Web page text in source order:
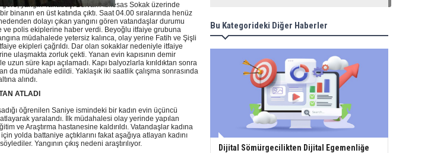
yangın Tarlabaşı Bulvarı Adlıesas Sokak üzerinde
binanın en üst katında çıktı. Saat 04.00 sıralarında henüz
dolayı çıkan yangını gören vatandaşlar durumu
ve polis ekiplerine haber verdi. Beyoğlu itfaiye grubuna
müdahalede yetersiz kalınca, olay yerine Fatih ve Şişli
ekipleri çağrıldı. Dar olan sokaklar nedeniyle itfaiye
ulaşmakta zorluk çekti. Yanan evin kapısının demir
uzun süre kapı açılamadı. Kapı balyozlarla kırıldıktan sonra
da müdahale edildi. Yaklaşık iki saatlik çalışma sonrasında
alındı.
ATLADI
öğrenilen Saniye ismindeki bir kadın evin üçüncü
atlayarak yaralandı. İlk müdahalesi olay yerinde yapılan
ve Araştırma hastanesine kaldırıldı. Vatandaşlar kadına
yolda battaniye açtıklarını fakat aşağıya atlayan kadını
Yangının çıkış nedeni araştırılıyor.
Bu Kategorideki Diğer Haberler
Dijital Sömürgecilikten Dijital Egemenliğe